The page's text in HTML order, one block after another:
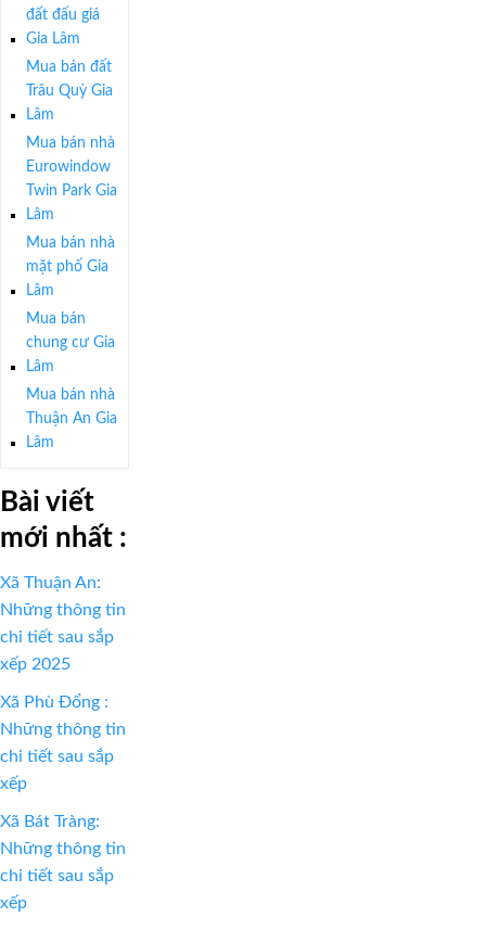
đất đấu giá
Gia Lâm
Mua bán đất
Trâu Quỳ Gia
Lâm
Mua bán nhà
Eurowindow
Twin Park Gia
Lâm
Mua bán nhà
mặt phố Gia
Lâm
Mua bán
chung cư Gia
Lâm
Mua bán nhà
Thuận An Gia
Lâm
Bài viết
mới nhất :
Xã Thuận An:
Những thông tin
chi tiết sau sắp
xếp 2025
Xã Phù Đổng :
Những thông tin
chi tiết sau sắp
xếp
Xã Bát Tràng:
Những thông tin
chi tiết sau sắp
xếp